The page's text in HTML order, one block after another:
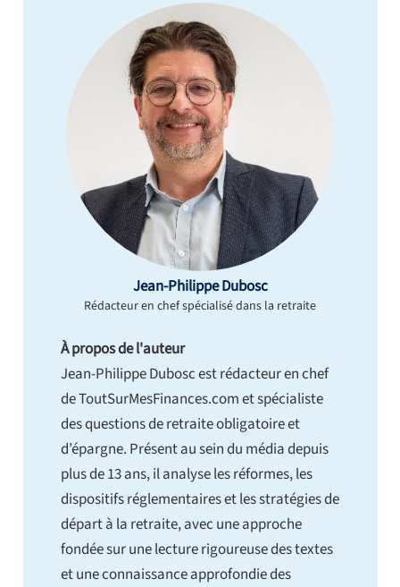
Jean-Philippe Dubosc
Rédacteur en chef spécialisé dans la retraite
À propos de l'auteur
Jean-Philippe Dubosc est rédacteur en chef
de ToutSurMesFinances.com et spécialiste
des questions de retraite obligatoire et
d’épargne. Présent au sein du média depuis
plus de 13 ans, il analyse les réformes, les
dispositifs réglementaires et les stratégies de
départ à la retraite, avec une approche
fondée sur une lecture rigoureuse des textes
et une connaissance approfondie des